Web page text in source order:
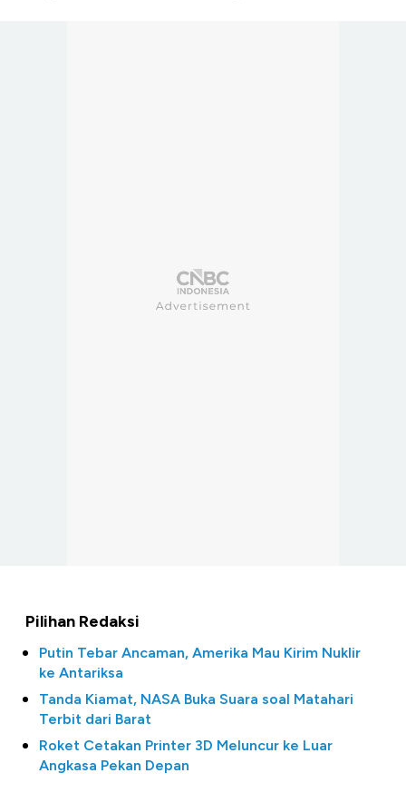
Pilihan Redaksi
Putin Tebar Ancaman, Amerika Mau Kirim Nuklir
ke Antariksa
Tanda Kiamat, NASA Buka Suara soal Matahari
Terbit dari Barat
Roket Cetakan Printer 3D Meluncur ke Luar
Angkasa Pekan Depan